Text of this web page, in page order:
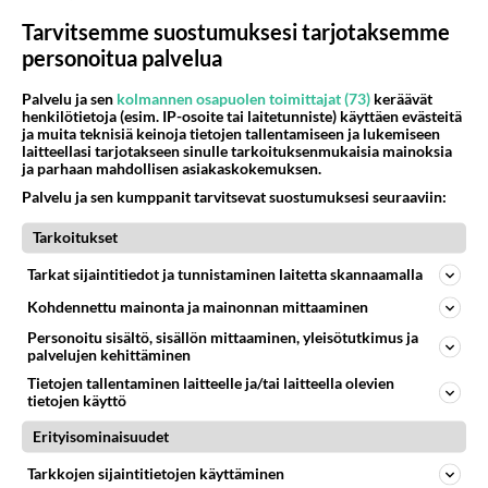
Äänestä
Kommentoi aloitusta...
Ketjusta on poistettu4sääntöjenvastaista viestiä.
Takaisin ylös
LUETUIMMAT KESKUSTELUT
PÄIVÄ VIIKKO KUUKAUSI
Martinan bisneksillä ei mene hyvin
https://www.iltalehti.fi/viihdeuutiset/a/c46da6ab-340f-4790-aaa7-0865eed2336 Yrityksen konkurssihakemus on tullut kärä
05.08.2026 05:51
309
1385
Tarvitsemme suostumuksesi tarjotaksemme
personoitua palvelua
Palvelu ja sen kolmannen osapuolen toimittajat (73) keräävät
henkilötietoja (esim. IP-osoite tai laitetunniste) käyttäen evästeitä
ja muita teknisiä keinoja tietojen tallentamiseen ja lukemiseen
laitteellasi tarjotakseen sinulle tarkoituksenmukaisia mainoksia
ja parhaan mahdollisen asiakaskokemuksen.
Palvelu ja sen kumppanit tarvitsevat suostumuksesi seuraaviin:
Tarkoitukset
Tarkat sijaintitiedot ja tunnistaminen laitetta skannaamalla
Kohdennettu mainonta ja mainonnan mittaaminen
Personoitu sisältö, sisällön mittaaminen, yleisötutkimus ja
palvelujen kehittäminen
Tietojen tallentaminen laitteelle ja/tai laitteella olevien
tietojen käyttö
Erityisominaisuudet
Tarkkojen sijaintitietojen käyttäminen